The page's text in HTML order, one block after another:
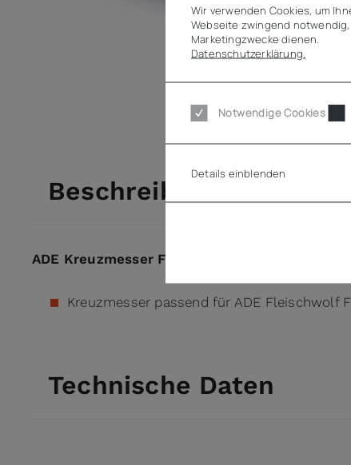
Beschreibung
ADE Kreuzmesser FL-E-800
Kreuzmesser passend für ADE Fleischwolf
Technische Daten
Wir verwenden Cookies, um
Webseite zwingend
Marketingzwecke dienen.
Datenschutzerklärung.
Notwendige Cookies
Details einblenden